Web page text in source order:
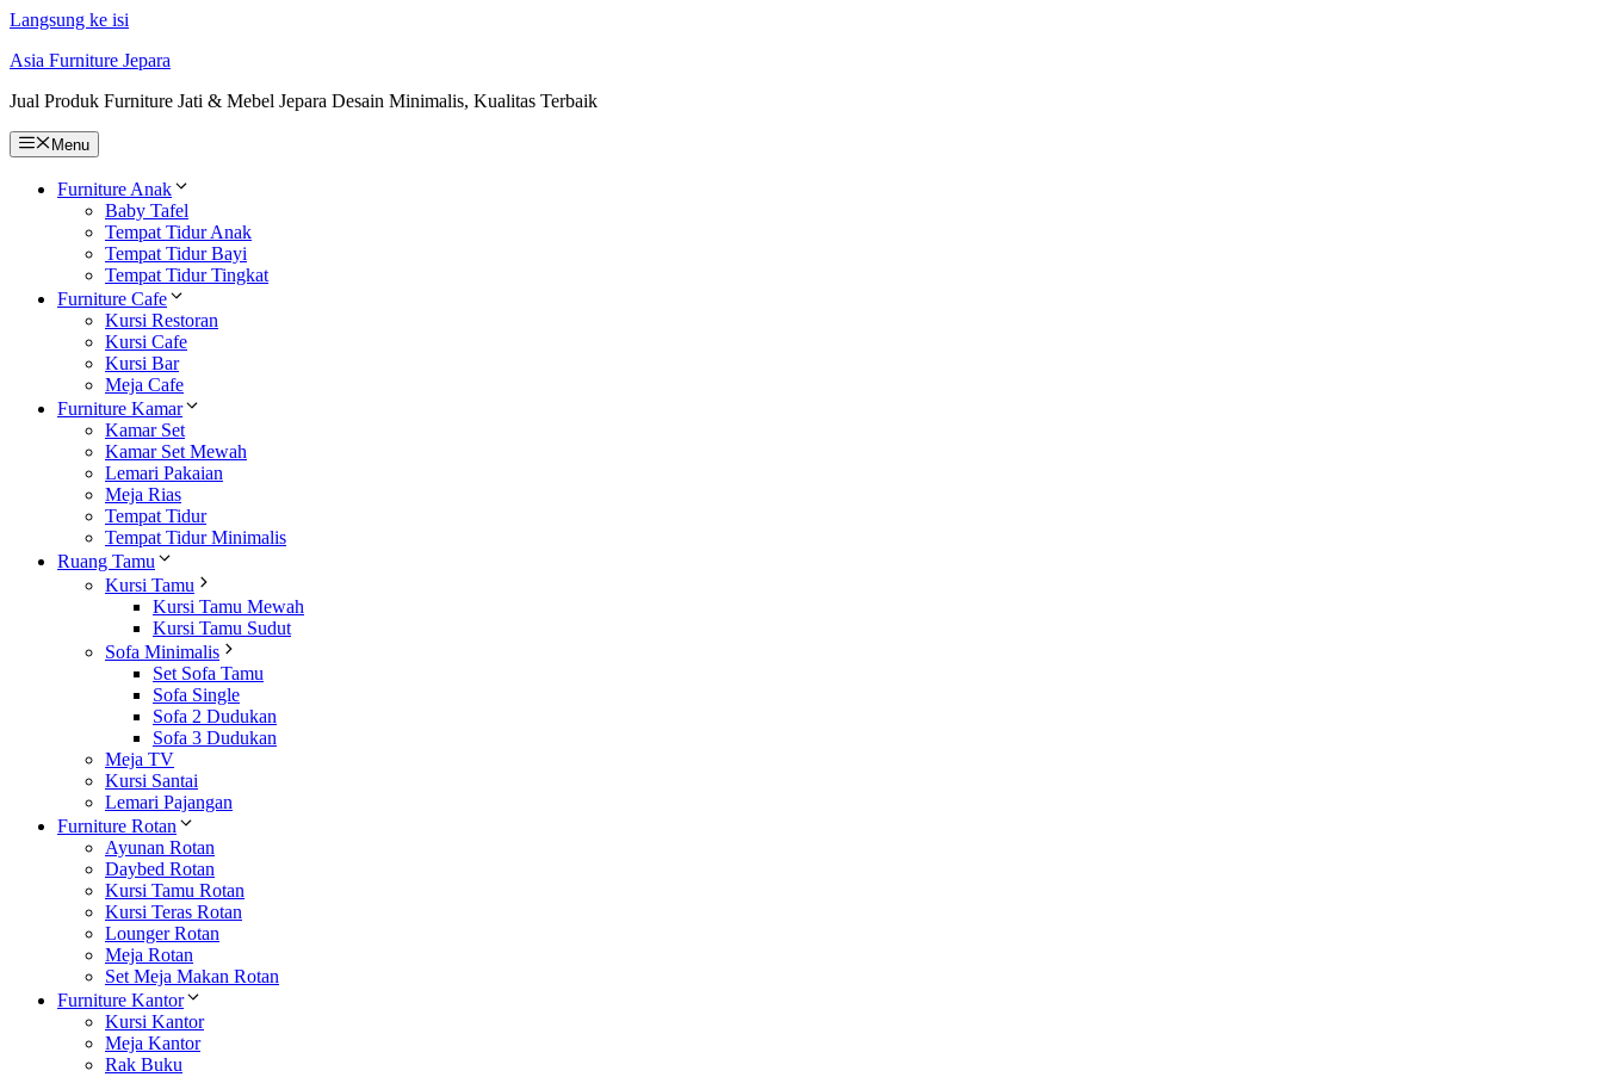
Langsung ke isi
Asia Furniture Jepara
Jual Produk Furniture Jati & Mebel Jepara Desain Minimalis, Kualitas Terbaik
Menu
Furniture Anak
Baby Tafel
Tempat Tidur Anak
Tempat Tidur Bayi
Tempat Tidur Tingkat
Furniture Cafe
Kursi Restoran
Kursi Cafe
Kursi Bar
Meja Cafe
Furniture Kamar
Kamar Set
Kamar Set Mewah
Lemari Pakaian
Meja Rias
Tempat Tidur
Tempat Tidur Minimalis
Ruang Tamu
Kursi Tamu
Kursi Tamu Mewah
Kursi Tamu Sudut
Sofa Minimalis
Set Sofa Tamu
Sofa Single
Sofa 2 Dudukan
Sofa 3 Dudukan
Meja TV
Kursi Santai
Lemari Pajangan
Furniture Rotan
Ayunan Rotan
Daybed Rotan
Kursi Tamu Rotan
Kursi Teras Rotan
Lounger Rotan
Meja Rotan
Set Meja Makan Rotan
Furniture Kantor
Kursi Kantor
Meja Kantor
Rak Buku